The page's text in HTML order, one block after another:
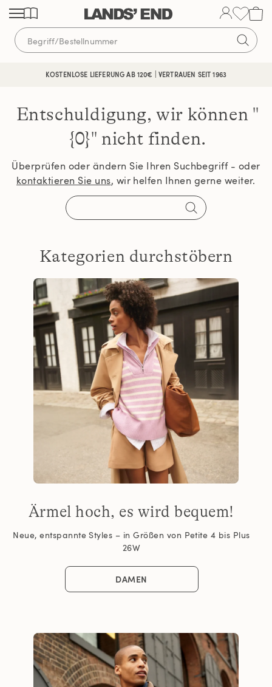
Direkt
zum
Inhalt
Direkt
zur
Navigation
Direkt
zur
Suche
KOSTENLOSE LIEFERUNG AB 120€ | VERTRAUEN SEIT 1963
Entschuldigung, wir können "
{0}" nicht finden.
Überprüfen oder ändern Sie Ihren Suchbegriff - oder
kontaktieren Sie uns, wir helfen Ihnen gerne weiter.
Kategorien durchstöbern
Ärmel hoch, es wird bequem!
Neue, entspannte Styles – in Größen von Petite 4 bis Plus
26W
DAMEN